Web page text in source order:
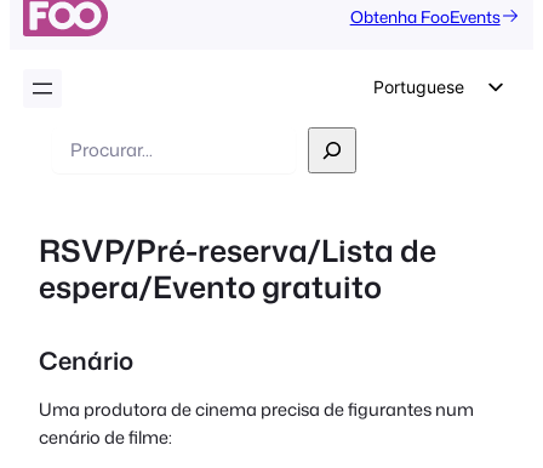
Obtenha FooEvents
Portuguese
Spanish
Italian
Czech
Pesquisar
RSVP/Pré-reserva/Lista de
espera/Evento gratuito
Cenário
Uma produtora de cinema precisa de figurantes num
cenário de filme: